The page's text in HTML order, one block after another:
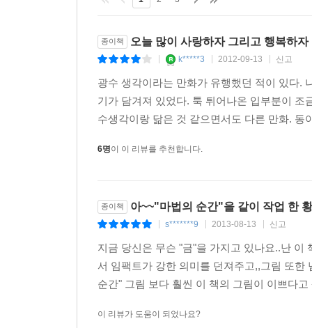
종이책 오늘 많이 사랑하자 그리고 행복하자
k*****3 2012-09-13 신고
광수 생각이라는 만화가 유행했던 적이 있다.
기가 담겨져 있었다. 툭 튀어나온 입부분이
수생각이랑 닮은 것 같으면서도 다른 만화.
6명이 이 리뷰를 추천합니다.
종이책 아~~"마법의 순간"을 같이 작업 한
s*******9 2013-08-13 신고
지금 당신은 무슨 "금"을 가지고 있나요..난 이
서 임팩트가 강한 의미를 던져주고,,그림 또
순간" 그림 보다 훨씬 이 책의 그림이 이쁘다
이 리뷰가 도움이 되었나요?